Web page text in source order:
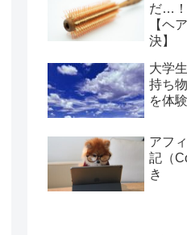
だ…！
【ヘ
決】
大学
持ち
を体
アフ
記（
き